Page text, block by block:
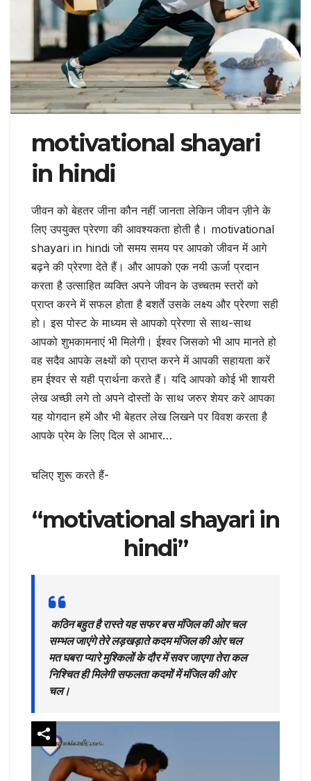
motivational shayari
in hindi
जीवन को बेहतर जीना कौन नहीं जानता लेकिन जीवन ज़ीने के
लिए उपयुक्त प्रेरणा की आवश्यकता होती है। motivational
shayari in hindi जो समय समय पर आपको जीवन में आगे
बढ़ने की प्रेरणा देते हैं। और आपको एक नयी ऊर्जा प्रदान
करता है उत्साहित व्यक्ति अपने जीवन के उच्चतम स्तरों को
प्राप्त करने में सफल होता है बशर्ते उसके लक्ष्य और प्रेरणा सही
हो। इस पोस्ट के माध्यम से आपको प्रेरणा से साथ-साथ
आपको शुभकामनाएं भी मिलेगी। ईश्वर जिसको भी आप मानते हो
वह सदैव आपके लक्ष्यों को प्राप्त करने में आपकी सहायता करें
हम ईश्वर से यही प्रार्थना करते हैं। यदि आपको कोई भी शायरी
लेख अच्छी लगे तो अपने दोस्तों के साथ जरुर शेयर करे आपका
यह योगदान हमें और भी बेहतर लेख लिखने पर विवश करता है
आपके प्रेम के लिए दिल से आभार…
चलिए शुरू करते हैं-
“motivational shayari in
hindi”
कठिन बहुत है रास्ते यह सफर बस मंजिल की ओर चल
सम्भल जाएंगे तेरे लड़खड़ाते कदम मंजिल की ओर चल
मत घबरा प्यारे मुश्किलों के दौर में सवर जाएगा तेरा कल
निश्चित ही मिलेगी सफलता कदमों में मंजिल की ओर
चल।